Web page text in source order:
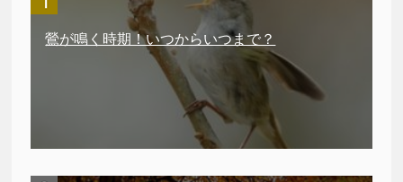
鶯が鳴く時期！いつからいつまで？